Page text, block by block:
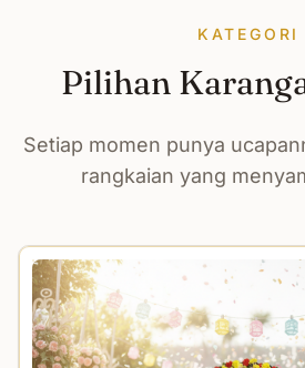
KATEGORI
Pilihan
Setiap momen punya
rangkaian yang